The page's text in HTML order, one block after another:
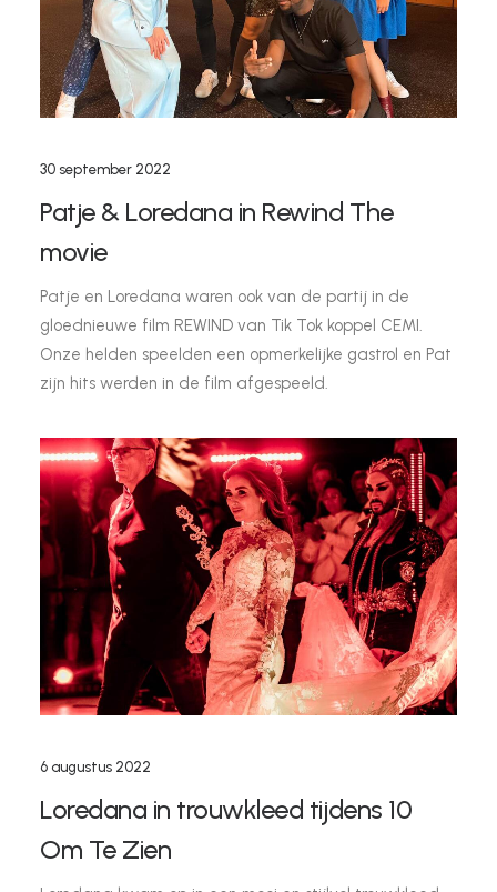
30 september 2022
Patje & Loredana in Rewind The
movie
Patje en Loredana waren ook van de partij in de
gloednieuwe film REWIND van Tik Tok koppel CEMI.
Onze helden speelden een opmerkelijke gastrol en Pat
zijn hits werden in de film afgespeeld.
6 augustus 2022
Loredana in trouwkleed tijdens 10
Om Te Zien